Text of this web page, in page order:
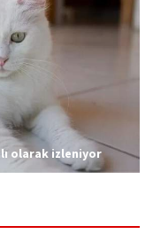
olarak izleniyor